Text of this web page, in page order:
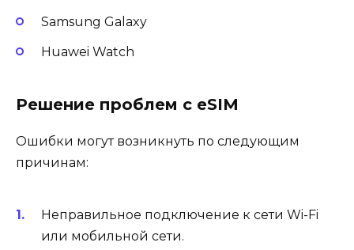
Samsung Galaxy
Huawei Watch
Решение проблем с eSIM
Ошибки могут возникнуть по следующим
причинам:
Неправильное подключение к сети Wi-Fi
или мобильной сети.